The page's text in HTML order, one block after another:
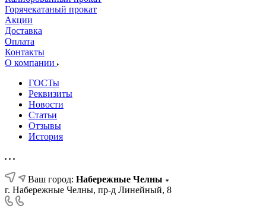
Горячекатаный прокат
Акции
Доставка
Оплата
Контакты
О компании
ГОСТы
Реквизиты
Новости
Статьи
Отзывы
История
Ваш город: Набережные Челны
г. Набережные Челны, пр-д Линейный, 8